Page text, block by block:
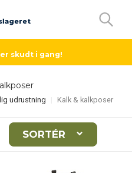
skudt i gang!
udrustning Kalk & kalkposer
SORTÉR